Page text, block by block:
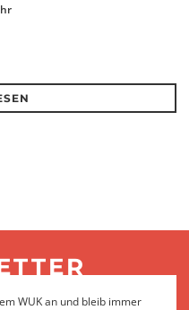
WUK an und bleib immer